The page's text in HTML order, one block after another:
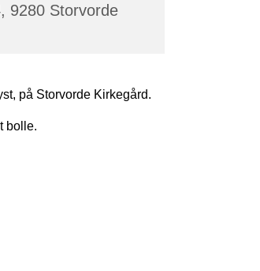
9280 Storvorde
på Storvorde Kirkegård.
bolle.